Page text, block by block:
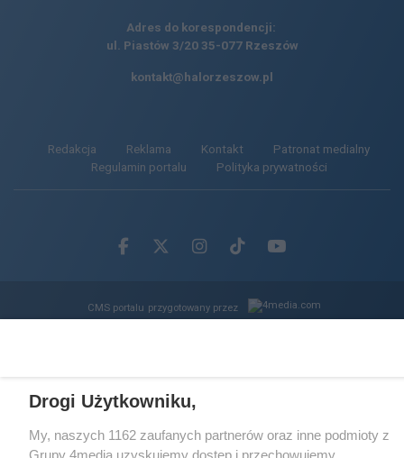
Adres do korespondencji:
ul. Piastów 3/20 35-077 Rzeszów
kontakt@halorzeszow.pl
Redakcja Reklama Kontakt
Patronat medialny
Regulamin portalu
Polityka prywatności
Facebook.com
X.comInstagram.com
Tiktok.comYoutube.com
CMS portalu przygotowany przez
Drogi Użytkowniku,
My, naszych 1162 zaufanych partnerów oraz inne podmioty z
Grupy 4media uzyskujemy dostęp i przechowujemy